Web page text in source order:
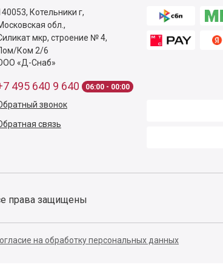
Котельники г,
обл.,
мкр, строение № 4,
Ком 2/6
«Д-Снаб»
495 640 9 640 06:00 - 00:00
звонок
связь
права защищены
на обработку персональных данных